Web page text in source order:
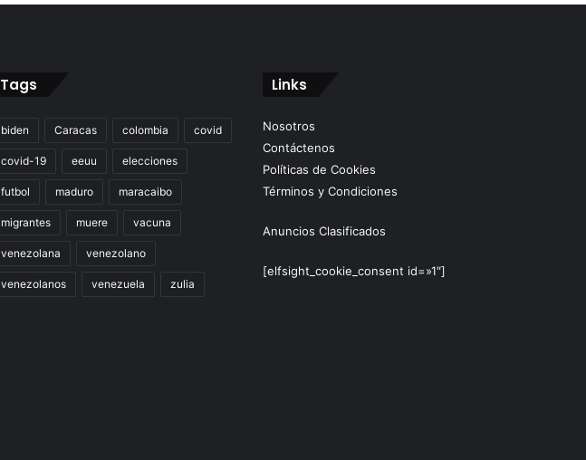
Tags
biden Caracas colombia covid
covid-19 eeuu elecciones
futbol maduro maracaibo
migrantes muere vacuna
venezolana venezolano
venezolanos venezuela zulia
Links
Nosotros
Contáctenos
Políticas de Cookies
Términos y Condiciones
Anuncios Clasificados
[elfsight_cookie_consent id=»1″]